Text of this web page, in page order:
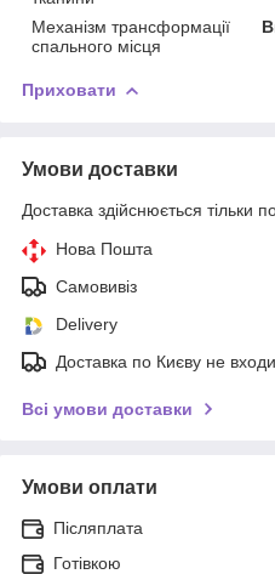
Механізм трансформації
спального місця
Приховати
Умови доставки
Доставка здійснюється тільки
Нова Пошта
Самовивіз
Delivery
Доставка по Києву не
Всі умови доставки
Умови оплати
Післяплата
Готівкою